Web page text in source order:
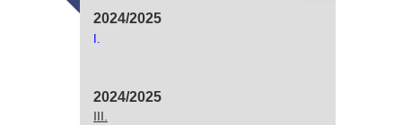
2024/2025
I.
2024/2025
III.